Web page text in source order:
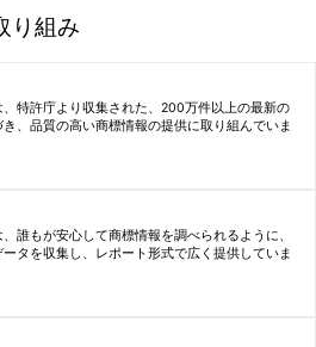
り組み
、特許庁より収集された、200万件以上の最新の
、品質の高い商標情報の提供に取り組んでいま
誰もが安心して商標情報を調べられるように、
タを収集し、レポート形式で広く提供していま